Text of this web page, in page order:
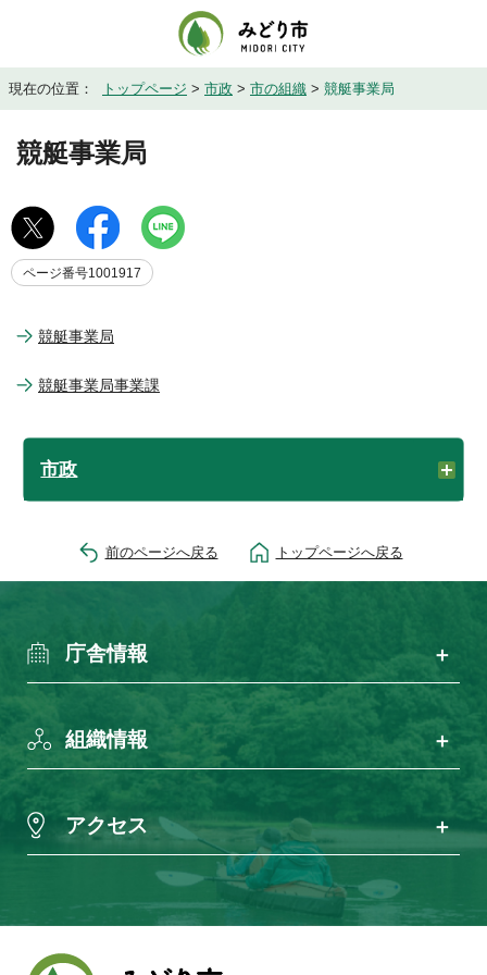
現在の位置： トップページ > 市政 > 市の組織 > 競艇事業局
競艇事業局
ページ番号1001917
競艇事業局
競艇事業局事業課
市政
前のページへ戻る トップページへ戻る
庁舎情報
組織情報
アクセス